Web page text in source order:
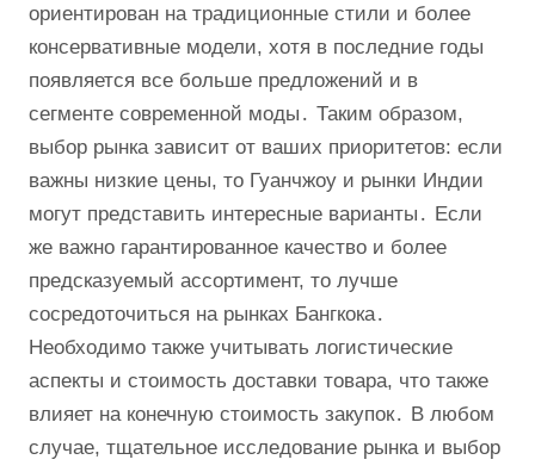
ориентирован на традиционные стили и более
консервативные модели, хотя в последние годы
появляется все больше предложений и в
сегменте современной моды․ Таким образом,
выбор рынка зависит от ваших приоритетов: если
важны низкие цены, то Гуанчжоу и рынки Индии
могут представить интересные варианты․ Если
же важно гарантированное качество и более
предсказуемый ассортимент, то лучше
сосредоточиться на рынках Бангкока․
Необходимо также учитывать логистические
аспекты и стоимость доставки товара, что также
влияет на конечную стоимость закупок․ В любом
случае, тщательное исследование рынка и выбор